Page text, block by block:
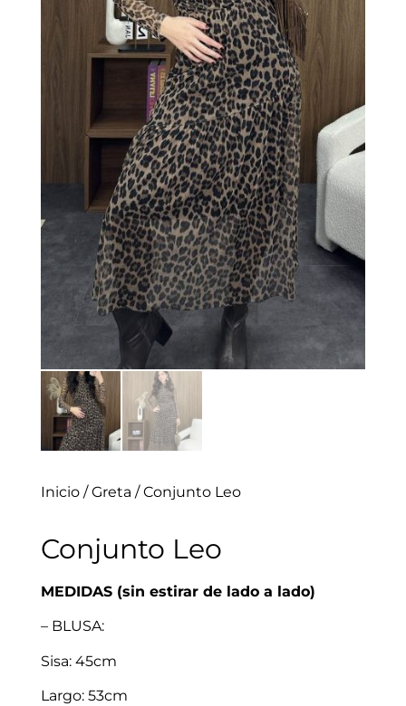
Inicio/Greta / Conjunto Leo
Conjunto Leo
MEDIDAS (sin estirar de lado a lado)
– BLUSA:
Sisa: 45cm
Largo: 53cm